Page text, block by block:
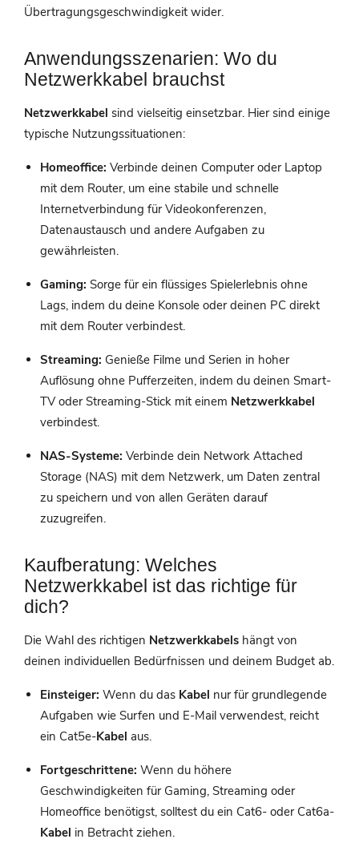
Übertragungsgeschwindigkeit wider.
Anwendungsszenarien: Wo du
Netzwerkkabel brauchst
Netzwerkkabel sind vielseitig einsetzbar. Hier sind einige
typische Nutzungssituationen:
Homeoffice: Verbinde deinen Computer oder Laptop
mit dem Router, um eine stabile und schnelle
Internetverbindung für Videokonferenzen,
Datenaustausch und andere Aufgaben zu
gewährleisten.
Gaming: Sorge für ein flüssiges Spielerlebnis ohne
Lags, indem du deine Konsole oder deinen PC direkt
mit dem Router verbindest.
Streaming: Genieße Filme und Serien in hoher
Auflösung ohne Pufferzeiten, indem du deinen Smart-
TV oder Streaming-Stick mit einem Netzwerkkabel
verbindest.
NAS-Systeme: Verbinde dein Network Attached
Storage (NAS) mit dem Netzwerk, um Daten zentral
zu speichern und von allen Geräten darauf
zuzugreifen.
Kaufberatung: Welches
Netzwerkkabel ist das richtige für
dich?
Die Wahl des richtigen Netzwerkkabels hängt von
deinen individuellen Bedürfnissen und deinem Budget ab.
Einsteiger: Wenn du das Kabel nur für grundlegende
Aufgaben wie Surfen und E-Mail verwendest, reicht
ein Cat5e-Kabel aus.
Fortgeschrittene: Wenn du höhere
Geschwindigkeiten für Gaming, Streaming oder
Homeoffice benötigst, solltest du ein Cat6- oder Cat6a-
Kabel in Betracht ziehen.